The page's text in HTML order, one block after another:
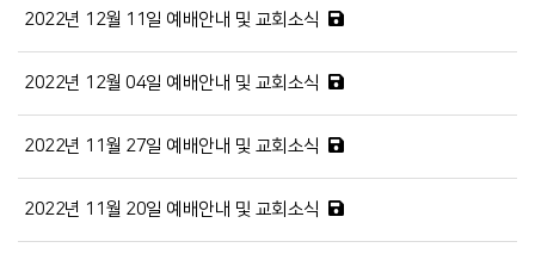
2022년 12월 11일 예배안내 및 교회소식
2022년 12월 04일 예배안내 및 교회소식
2022년 11월 27일 예배안내 및 교회소식
2022년 11월 20일 예배안내 및 교회소식